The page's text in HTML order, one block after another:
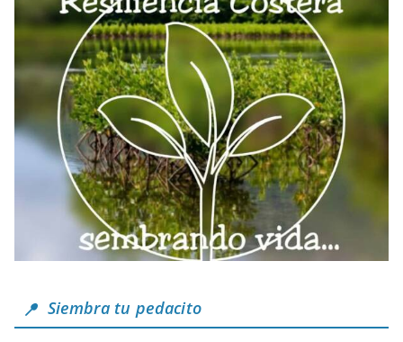
Siembra tu pedacito